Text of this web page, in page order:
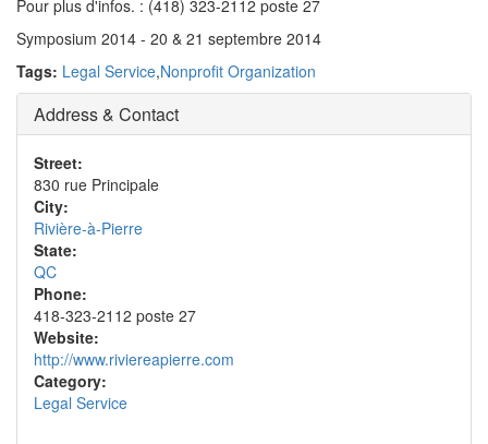
Pour plus d'infos. : (418) 323-2112 poste 27
Symposium 2014 - 20 & 21 septembre 2014
Tags: Legal Service,Nonprofit Organization
Address & Contact
Street:
830 rue Principale
City:
Rivière-à-Pierre
State:
QC
Phone:
418-323-2112 poste 27
Website:
http://www.riviereapierre.com
Category:
Legal Service